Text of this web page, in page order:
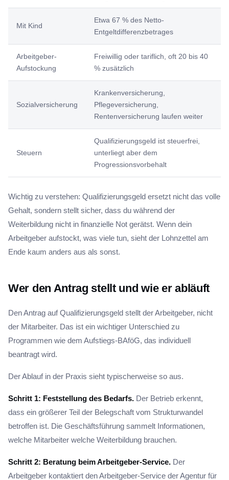
Mit Kind
Etwa 67 % des Netto-
Entgeltdifferenzbetrages
Arbeitgeber-
Aufstockung
Freiwillig oder tariflich, oft 20 bis 40
% zusätzlich
Sozialversicherung
Krankenversicherung,
Pflegeversicherung,
Rentenversicherung laufen weiter
Steuern
Qualifizierungsgeld ist steuerfrei,
unterliegt aber dem
Progressionsvorbehalt
Wichtig zu verstehen: Qualifizierungsgeld ersetzt nicht das volle
Gehalt, sondern stellt sicher, dass du während der
Weiterbildung nicht in finanzielle Not gerätst. Wenn dein
Arbeitgeber aufstockt, was viele tun, sieht der Lohnzettel am
Ende kaum anders aus als sonst.
Wer den Antrag stellt und wie er abläuft
Den Antrag auf Qualifizierungsgeld stellt der Arbeitgeber, nicht
der Mitarbeiter. Das ist ein wichtiger Unterschied zu
Programmen wie dem Aufstiegs-BAföG, das individuell
beantragt wird.
Der Ablauf in der Praxis sieht typischerweise so aus.
Schritt 1: Feststellung des Bedarfs. Der Betrieb erkennt,
dass ein größerer Teil der Belegschaft vom Strukturwandel
betroffen ist. Die Geschäftsführung sammelt Informationen,
welche Mitarbeiter welche Weiterbildung brauchen.
Schritt 2: Beratung beim Arbeitgeber-Service. Der
Arbeitgeber kontaktiert den Arbeitgeber-Service der Agentur für